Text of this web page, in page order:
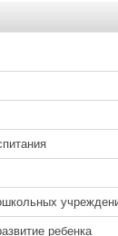
ребенка